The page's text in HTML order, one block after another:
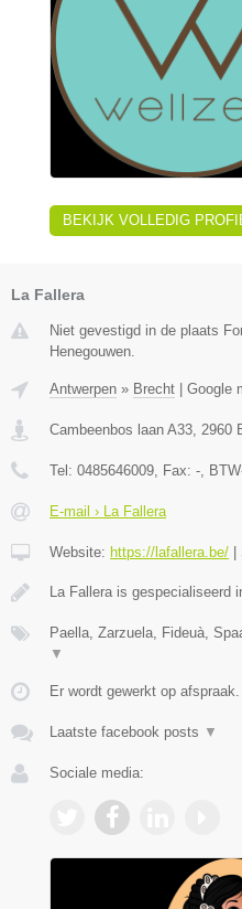
BEKIJK VOLLEDIG
La Fallera
Niet gevestigd in de plaats
Henegouwen.
Antwerpen » Brecht Google
Cambeenbos laan A33, 2960
Tel: 0485646009, Fax: -,
E-mail › La Fallera
Website: https://lafallera.be/
La Fallera is gespecialiseerd
Paella, Zarzuela, Fideuà,
▼
Er wordt gewerkt op afspraak.
Laatste facebook posts ▼
Sociale media: